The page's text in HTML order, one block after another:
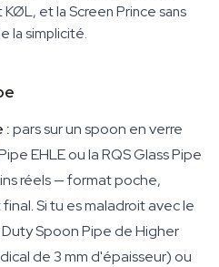
et la Screen Prince sans
la simplicité.
:pars sur un spoon en verre
EHLE ou la RQS Glass Pipe
réels — format poche,
Si tu es maladroit avec le
Spoon Pipe de Higher
de 3 mm d'épaisseur) ou